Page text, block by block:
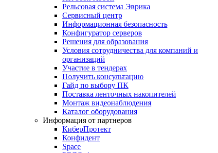
Рельсовая система Эврика
Сервисный центр
Информационная безопасность
Конфигуратор серверов
Решения для образования
Условия сотрудничества для компаний и
организаций
Участие в тендерах
Получить консультацию
Гайд по выбору ПК
Поставка ленточных накопителей
Монтаж видеонаблюдения
Каталог оборудования
Информация от партнеров
КиберПротект
Конфидент
Space